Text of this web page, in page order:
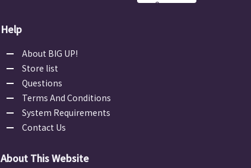
e
Help
About BIG UP!
Store list
Questions
Terms And Conditions
System Requirements
Contact Us
About This Website